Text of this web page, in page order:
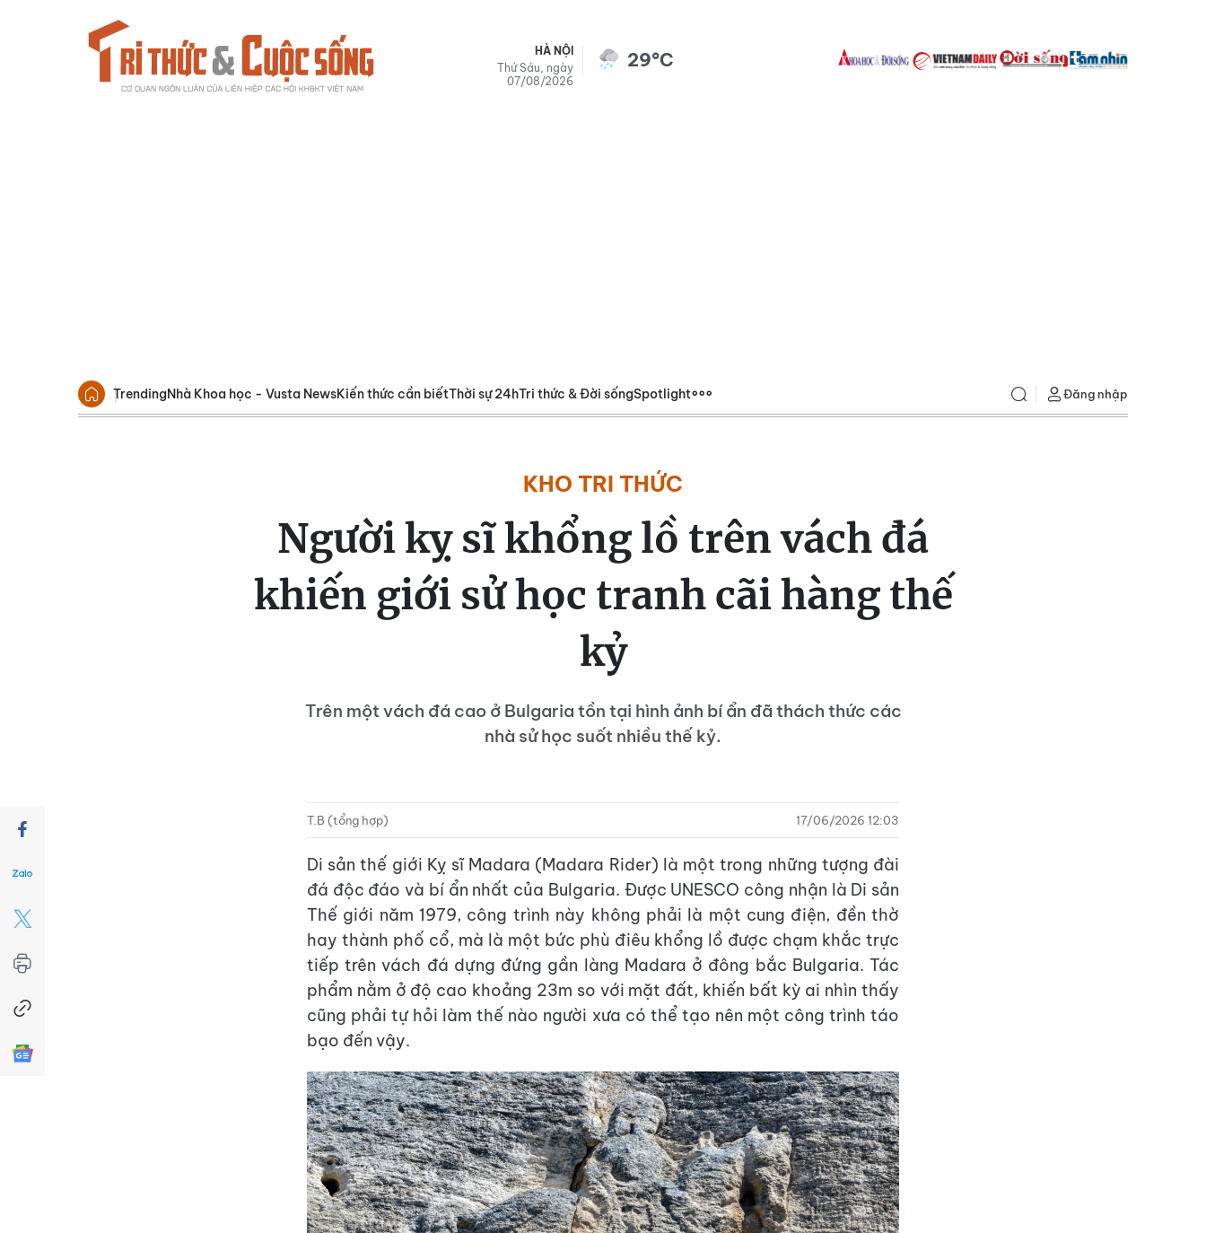
HÀ NỘI
Thứ Sáu, ngày
07/08/2026
29°C
TrendingNhà Khoa học - Vusta NewsKiến thức cần biếtThời sự 24hTri thức & Đời sốngSpotlight Đăng nhập
KHO TRI THỨC
Người kỵ sĩ khổng lồ trên vách đá
khiến giới sử học tranh cãi hàng thế
kỷ
Trên một vách đá cao ở Bulgaria tồn tại hình ảnh bí ẩn đã thách thức các
nhà sử học suốt nhiều thế kỷ.
T.B (tổng hợp) 17/06/2026 12:03
Di sản thế giới Kỵ sĩ Madara (Madara Rider) là một trong những tượng đài
đá độc đáo và bí ẩn nhất của Bulgaria. Được UNESCO công nhận là Di sản
Thế giới năm 1979, công trình này không phải là một cung điện, đền thờ
hay thành phố cổ, mà là một bức phù điêu khổng lồ được chạm khắc trực
tiếp trên vách đá dựng đứng gần làng Madara ở đông bắc Bulgaria. Tác
phẩm nằm ở độ cao khoảng 23m so với mặt đất, khiến bất kỳ ai nhìn thấy
cũng phải tự hỏi làm thế nào người xưa có thể tạo nên một công trình táo
bạo đến vậy.